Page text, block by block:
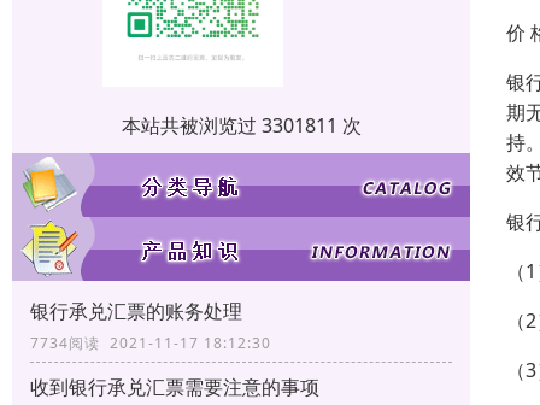
本站共被浏览过 3301811 次
银行承兑汇票的账务处理
7734阅读 2021-11-17 18:12:30
收到银行承兑汇票需要注意的事项
价
银
期
持
效
银